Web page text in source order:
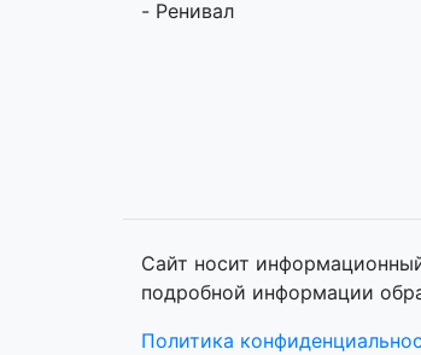
Сайт носит
подробной информации
Политика